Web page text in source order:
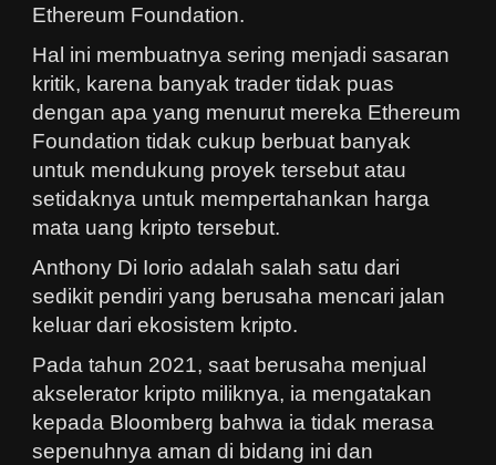
Ethereum Foundation.
Hal ini membuatnya sering menjadi sasaran
kritik, karena banyak trader tidak puas
dengan apa yang menurut mereka Ethereum
Foundation tidak cukup berbuat banyak
untuk mendukung proyek tersebut atau
setidaknya untuk mempertahankan harga
mata uang kripto tersebut.
Anthony Di Iorio adalah salah satu dari
sedikit pendiri yang berusaha mencari jalan
keluar dari ekosistem kripto.
Pada tahun 2021, saat berusaha menjual
akselerator kripto miliknya, ia mengatakan
kepada Bloomberg bahwa ia tidak merasa
sepenuhnya aman di bidang ini dan